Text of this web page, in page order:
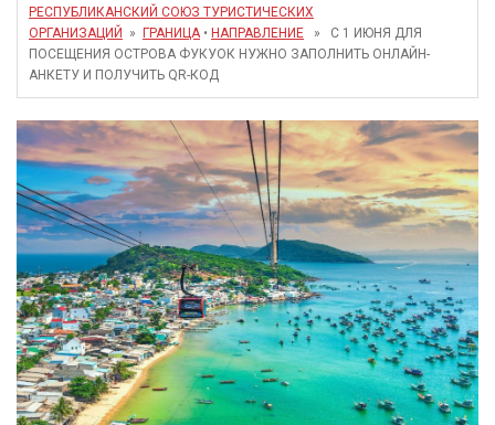
РЕСПУБЛИКАНСКИЙ СОЮЗ ТУРИСТИЧЕСКИХ
ОРГАНИЗАЦИЙ
» ГРАНИЦА• НАПРАВЛЕНИЕ » С 1 ИЮНЯ ДЛЯ
ПОСЕЩЕНИЯ ОСТРОВА ФУКУОК НУЖНО ЗАПОЛНИТЬ ОНЛАЙН-
АНКЕТУ И ПОЛУЧИТЬ QR-КОД